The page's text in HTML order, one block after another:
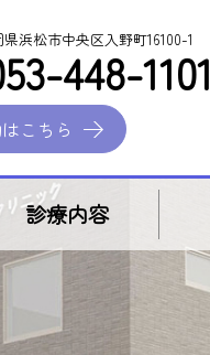
県浜松市中央区入野町16100-1
448-1101
こちら
診療内容